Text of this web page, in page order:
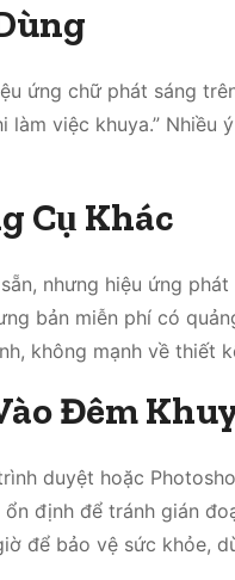
ứng chữ phát sáng
việc khuya.”
Cụ Khác
nhưng hiệu ứng
bản miễn phí có
không mạnh về thiết
Đêm
duyệt hoặc
định để tránh gián
để bảo vệ sức khỏe,